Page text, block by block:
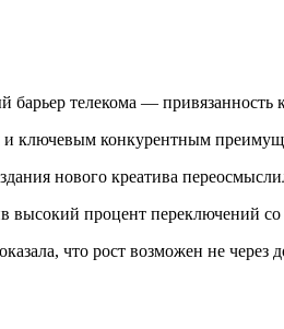
телекома —
и ключевым конкурентным
нового креатива
высокий процент переключений
что рост возможен не через